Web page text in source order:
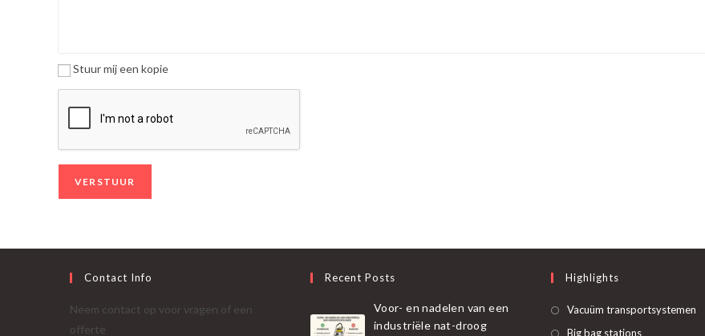
Stuur mij een kopie
Contact Info
Neem contact op voor vragen of een
offerte
Recent Posts
Voor- en nadelen van een
industriële nat-droog
Highlights
Vacuüm transportsystemen
Big bag stationsOpent